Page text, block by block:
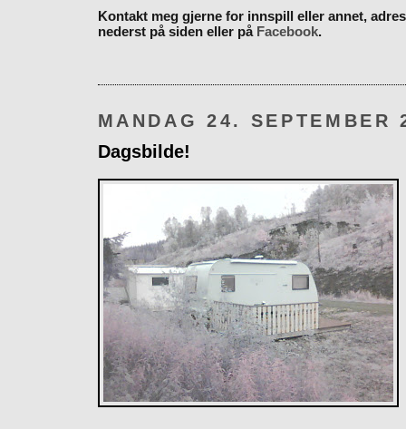
Kontakt meg gjerne for innspill eller annet,
nederst på siden eller på Facebook.
MANDAG 24. SEPTEMBER
Dagsbilde!